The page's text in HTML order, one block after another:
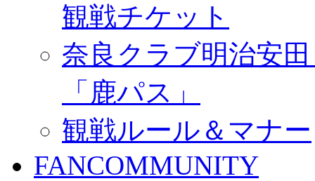
観戦チケット
奈良クラブ明治安
「鹿パス」
観戦ルール＆マナー
FANCOMMUNITY